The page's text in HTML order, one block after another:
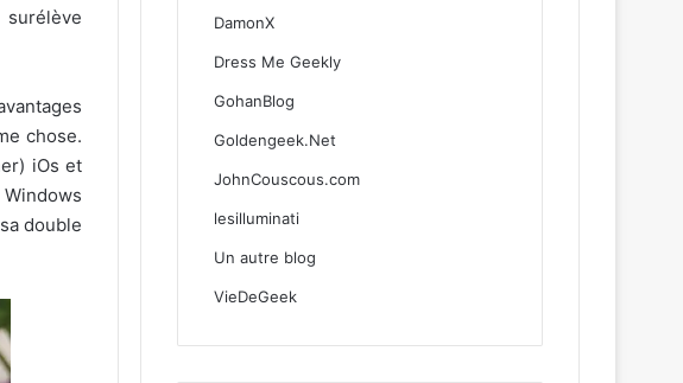
chose.
iOs et
double
DamonX
Dress Me Geekly
GohanBlog
Goldengeek.Net
JohnCouscous.com
lesilluminati
Un autre blog
VieDeGeek